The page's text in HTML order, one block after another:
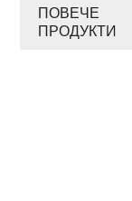
ПОВЕЧЕ
ПРОДУКТИ